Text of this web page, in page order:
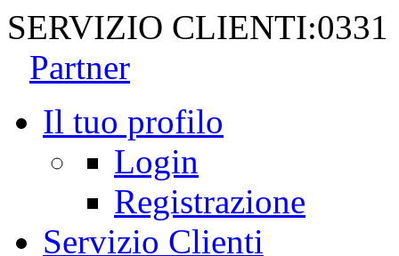
SERVIZIO CLIENTI:0331
Partner
Il tuo profilo
Login
Registrazione
Servizio Clienti